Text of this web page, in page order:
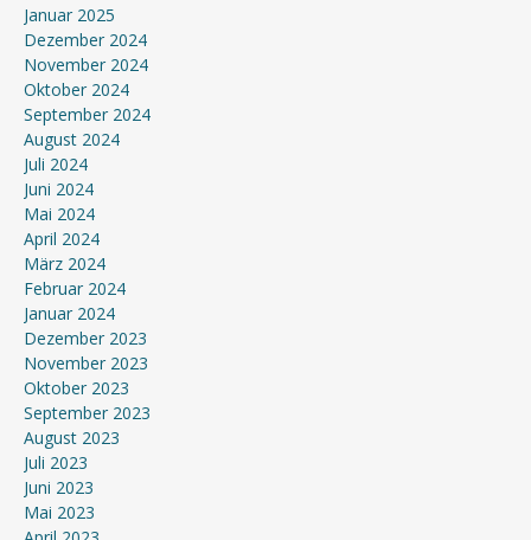
Januar 2025
Dezember 2024
November 2024
Oktober 2024
September 2024
August 2024
Juli 2024
Juni 2024
Mai 2024
April 2024
März 2024
Februar 2024
Januar 2024
Dezember 2023
November 2023
Oktober 2023
September 2023
August 2023
Juli 2023
Juni 2023
Mai 2023